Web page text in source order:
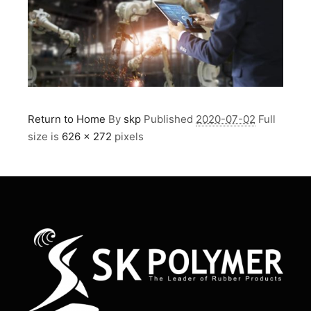
Return to Home By skp Published 2020-07-02 Full
size is 626 × 272 pixels